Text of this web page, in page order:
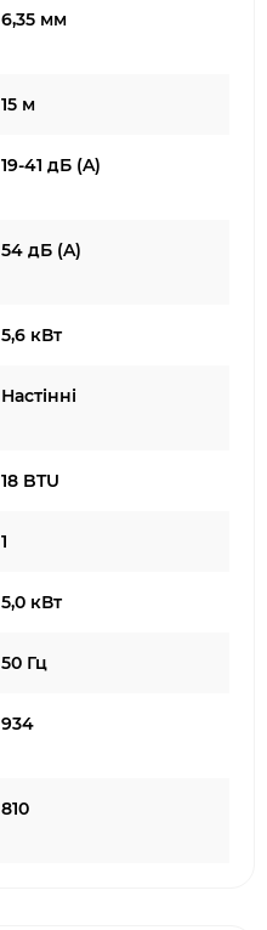
6,35 мм
15 м
19-41 дБ (A)
54 дБ (A)
5,6 кВт
Настінні
18 BTU
1
5,0 кВт
50 Гц
934
810